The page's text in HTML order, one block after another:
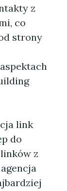
z
co
strony
link
do
z